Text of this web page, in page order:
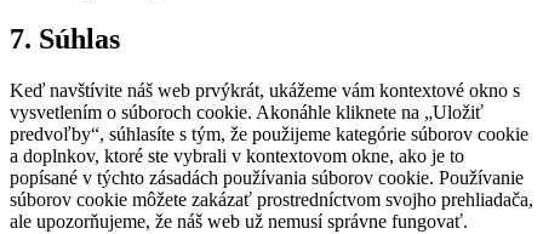
7. Súhlas
Keď navštívite náš web prvýkrát, ukážeme vám kontextové okno s
vysvetlením o súboroch cookie. Akonáhle kliknete na „Uložiť
predvoľby“, súhlasíte s tým, že použijeme kategórie súborov cookie
a doplnkov, ktoré ste vybrali v kontextovom okne, ako je to
popísané v týchto zásadách používania súborov cookie. Používanie
súborov cookie môžete zakázať prostredníctvom svojho prehliadača,
ale upozorňujeme, že náš web už nemusí správne fungovať.